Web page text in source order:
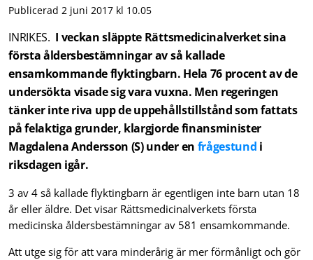
Publicerad 2 juni 2017 kl 10.05
INRIKES. I veckan släppte Rättsmedicinalverket sina
första åldersbestämningar av så kallade
ensamkommande flyktingbarn. Hela 76 procent av de
undersökta visade sig vara vuxna. Men regeringen
tänker inte riva upp de uppehållstillstånd som fattats
på felaktiga grunder, klargjorde finansminister
Magdalena Andersson (S) under en frågestund i
riksdagen igår.
3 av 4 så kallade flyktingbarn är egentligen inte barn utan 18
år eller äldre. Det visar Rättsmedicinalverkets första
medicinska åldersbestämningar av 581 ensamkommande.
Att utge sig för att vara minderårig är mer förmånligt och gör